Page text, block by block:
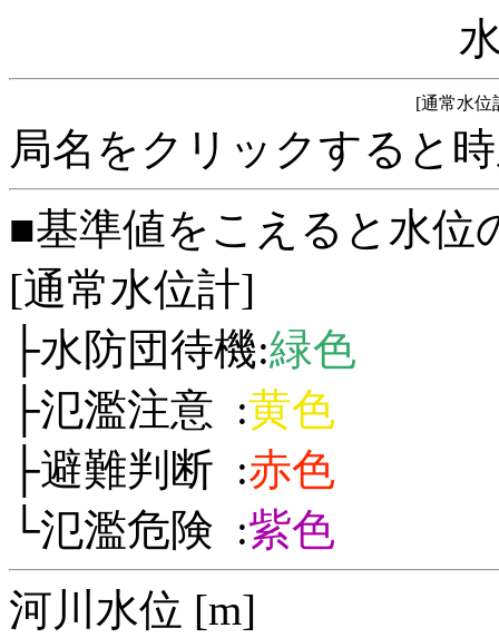
[通常水位
局名をクリックすると
■基準値をこえると水位
[通常水位計]
├水防団待機:緑色
├氾濫注意 :黄色
├避難判断 :赤色
└氾濫危険 :紫色
河川水位 [m]